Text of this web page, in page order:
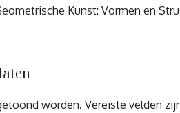
Kunst: Vormen en
worden. Vereiste velden